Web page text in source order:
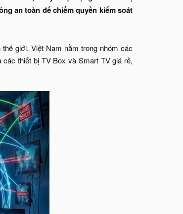
an toàn để chiếm quyền kiểm soát
giới. Việt Nam nằm trong nhóm các
thiết bị TV Box và Smart TV giá rẻ,